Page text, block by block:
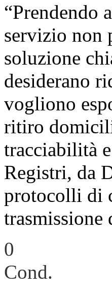
“Prendendo
servizio non
soluzione
desiderano
vogliono
ritiro
tracciabilità
Registri, da
protocolli di
trasmissione
0
Cond.